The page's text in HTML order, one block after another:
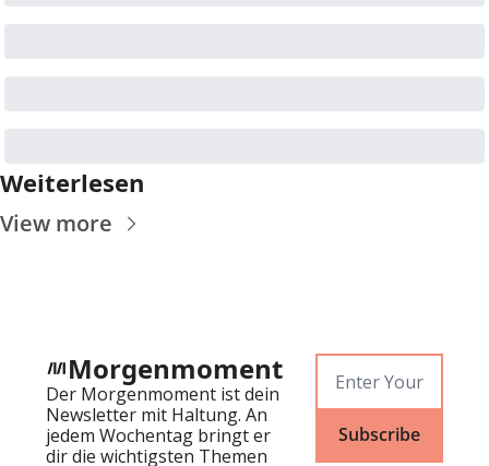
Weiterlesen
View more
Morgenmoment
Der Morgenmoment ist dein
Newsletter mit Haltung. An
jedem Wochentag bringt er
dir die wichtigsten Themen
Subscribe